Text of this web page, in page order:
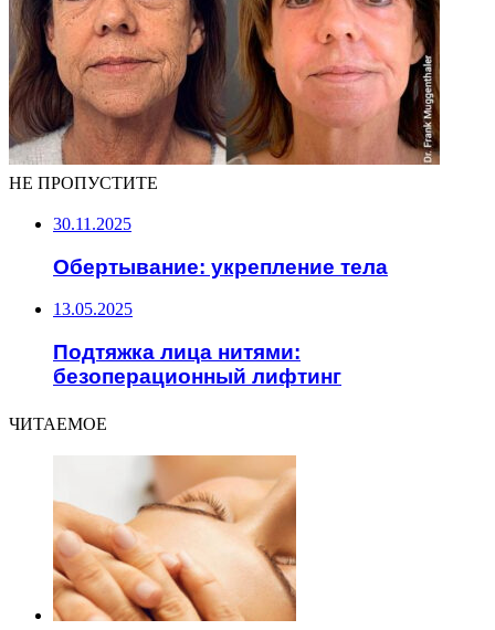
НЕ ПРОПУСТИТЕ
30.11.2025
Обертывание: укрепление тела
13.05.2025
Подтяжка лица нитями:
безоперационный лифтинг
ЧИТАЕМОЕ